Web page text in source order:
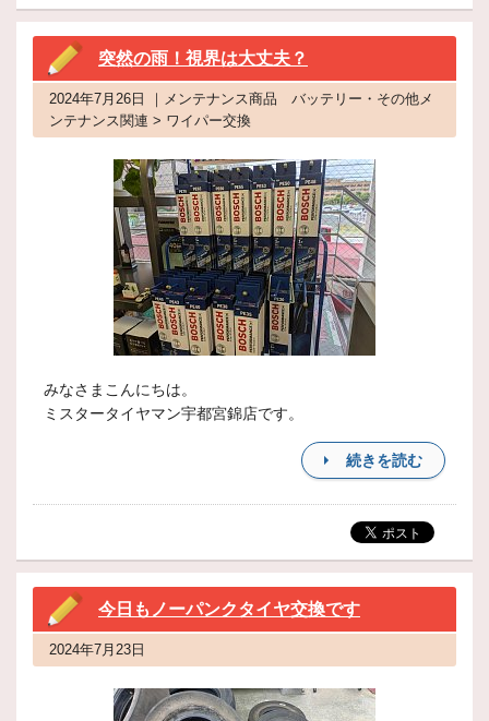
突然の雨！視界は大丈夫？
2024年7月26日 ｜メンテナンス商品 バッテリー・その他メ
ンテナンス関連 > ワイパー交換
みなさまこんにちは。
ミスタータイヤマン宇都宮錦店です。
続きを読む
今日もノーパンクタイヤ交換です
2024年7月23日